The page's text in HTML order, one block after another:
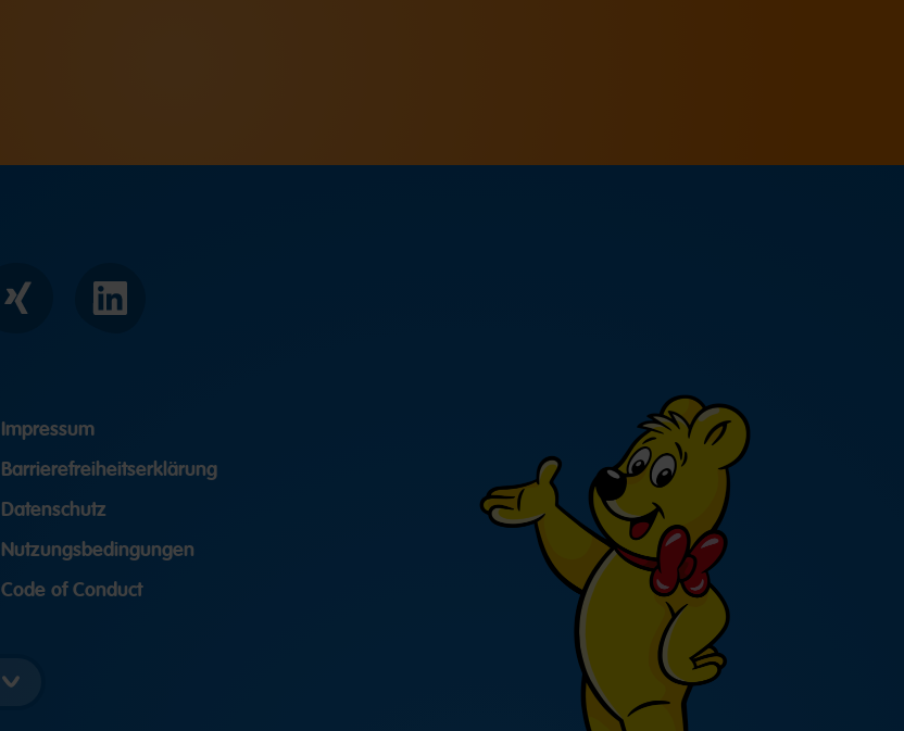
Xing LinkedIn
Impressum
Barrierefreiheitserklärung
Datenschutz
Nutzungsbedingungen
Code of Conduct